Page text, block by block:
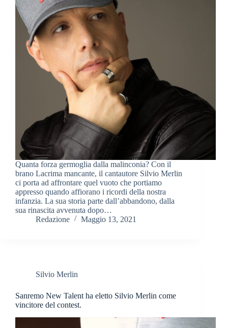
Quanta forza germoglia dalla malinconia? Con il
brano Lacrima mancante, il cantautore Silvio Merlin
ci porta ad affrontare quel vuoto che portiamo
appresso quando affiorano i ricordi della nostra
infanzia. La sua storia parte dall’abbandono, dalla
sua rinascita avvenuta dopo…
Redazione
Maggio 13, 2021
Silvio Merlin
Sanremo New Talent ha eletto Silvio Merlin come
vincitore del contest.